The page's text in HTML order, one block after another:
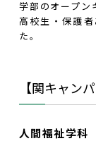
学部のオープン
高校生・保護
た。
【関キャンパ
人間福祉学科